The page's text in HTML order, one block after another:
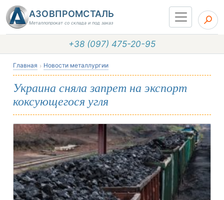
АЗОВПРОМСТАЛЬ
Металлопрокат со склада и под заказ
+38 (097) 475-20-95
Главная Новости металлургии
Украина сняла запрет на экспорт
коксующегося угля